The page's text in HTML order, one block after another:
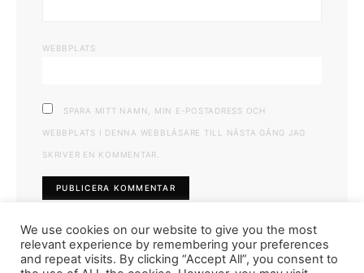
WEBBPLATS
SPARA MITT NAMN, MIN E-POSTADRESS OCH
WEBBPLATS I DENNA WEBBLÄSARE TILL NÄSTA GÅNG JAG
SKRIVER EN KOMMENTAR.
We use cookies on our website to give you the most
relevant experience by remembering your preferences
and repeat visits. By clicking “Accept All”, you consent to